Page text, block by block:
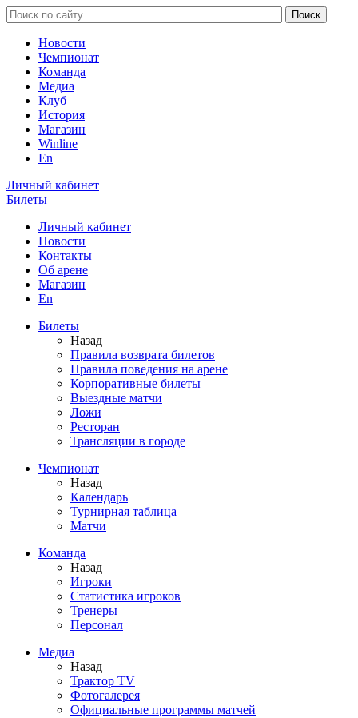
Новости
Чемпионат
Команда
Медиа
Клуб
История
Магазин
Winline
En
Личный кабинет
Билеты
Личный кабинет
Новости
Контакты
Об арене
Магазин
En
Билеты
Назад
Правила возврата билетов
Правила поведения на арене
Корпоративные билеты
Выездные матчи
Ложи
Ресторан
Трансляции в городе
Чемпионат
Назад
Календарь
Турнирная таблица
Матчи
Команда
Назад
Игроки
Статистика игроков
Тренеры
Персонал
Медиа
Назад
Трактор TV
Фотогалерея
Официальные программы матчей